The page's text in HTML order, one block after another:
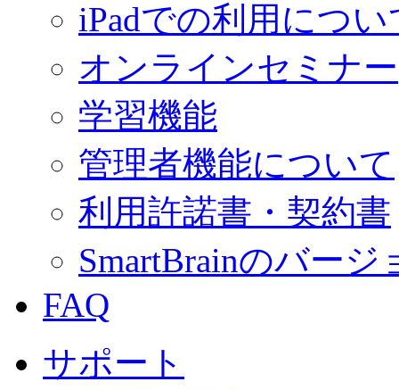
iPadでの利用につい
オンラインセミナー
学習機能
管理者機能について
利用許諾書・契約書
SmartBrainのバー
FAQ
サポート